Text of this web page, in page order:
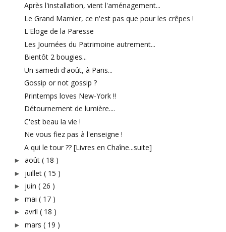
Après l'installation, vient l'aménagement...
Le Grand Marnier, ce n'est pas que pour les crêpes !
L'Eloge de la Paresse
Les Journées du Patrimoine autrement...
Bientôt 2 bougies...
Un samedi d'août, à Paris...
Gossip or not gossip ?
Printemps loves New-York !!
Détournement de lumière....
C'est beau la vie !
Ne vous fiez pas à l'enseigne !
A qui le tour ?? [Livres en Chaîne...suite]
► août ( 18 )
► juillet ( 15 )
► juin ( 26 )
► mai ( 17 )
► avril ( 18 )
► mars ( 19 )